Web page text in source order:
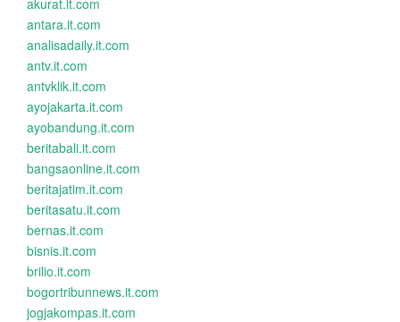
akurat.it.com
antara.it.com
analisadaily.it.com
antv.it.com
antvklik.it.com
ayojakarta.it.com
ayobandung.it.com
beritabali.it.com
bangsaonline.it.com
beritajatim.it.com
beritasatu.it.com
bernas.it.com
bisnis.it.com
brilio.it.com
bogortribunnews.it.com
jogjakompas.it.com